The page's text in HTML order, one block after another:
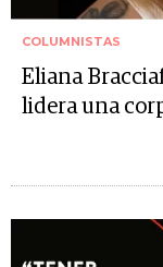
COLUMNISTAS
Eliana
lidera una